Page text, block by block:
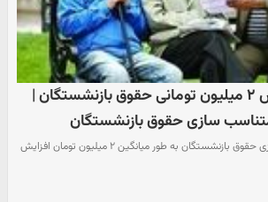
موافقت با افزایش ۲ میلیون تومانی حقوق بازنشستگان |
سازی حقوق بازنشستگان
در طرح جدید متناسب‌سازی حقوق بازنشستگان به طور میانگین ۲ میلیون تومان افزایش